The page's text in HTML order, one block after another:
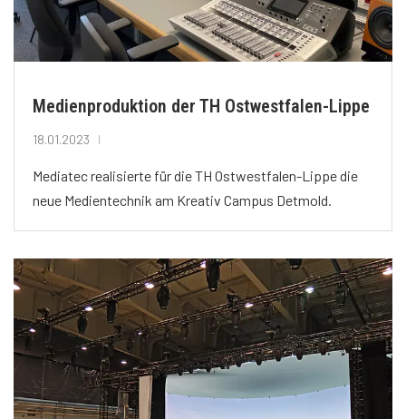
Medienproduktion der TH Ostwestfalen-Lippe
18.01.2023
Mediatec realisierte für die TH Ostwestfalen-Lippe die
neue Medientechnik am Kreativ Campus Detmold.